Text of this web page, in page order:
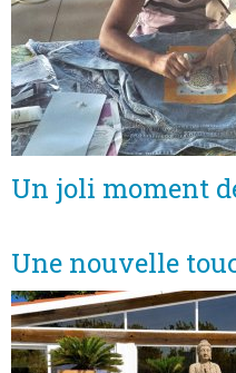
Un joli moment
Une nouvelle